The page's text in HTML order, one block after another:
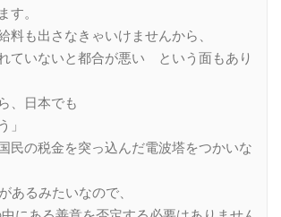
す。
料も出さなきゃいけませんから、
ていないと都合が悪い という面もあり
、日本でも
」
民の税金を突っ込んだ電波塔をつかいな
あるみたいなので、